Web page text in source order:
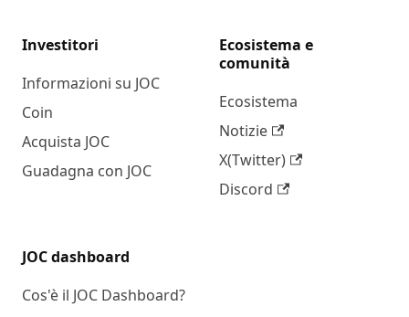
Investitori
Informazioni su JOC
Coin
Acquista JOC
Guadagna con JOC
Ecosistema e
comunità
Ecosistema
Notizie
X(Twitter)
Discord
JOC dashboard
Cos'è il JOC Dashboard?